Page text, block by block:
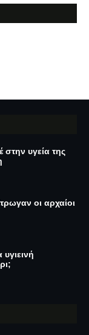
υγεία της
οι αρχαίοι
υγιεινή